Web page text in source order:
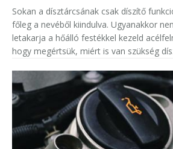
Sokan a dísztárcsának csak díszítő
főleg a nevéből kiindulva. Ugyanakkor
letakarja a hőálló festékkel kezeld
hogy megértsük, miért is van szükség